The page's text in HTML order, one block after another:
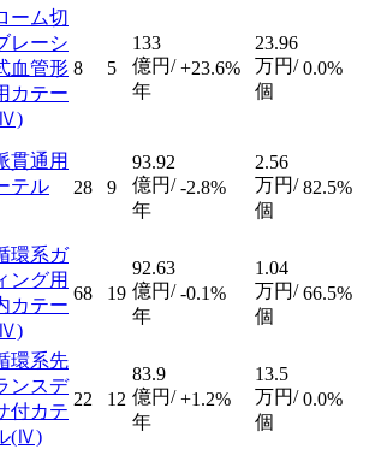
ーム切
レーシ
血管形
カテー
8 5
133
億円/
年
+23.6%
23.96
万円/
個
0.0%
貫通用
テル
28 9
93.92
億円/
年
-2.8%
2.56
万円/
個
82.5%
環系ガ
ング用
カテー
68 19
92.63
億円/
年
-0.1%
1.04
万円/
個
66.5%
環系先
ンスデ
付カテ
(Ⅳ)
22 12
83.9
億円/
年
+1.2%
13.5
万円/
個
0.0%